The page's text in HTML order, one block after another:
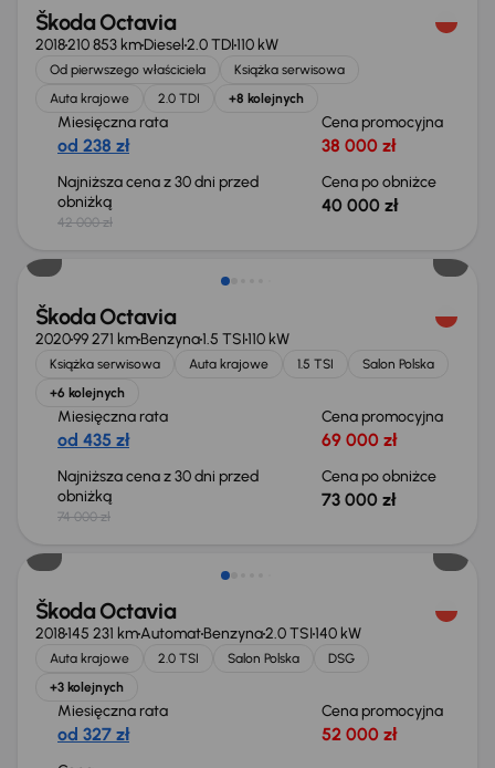
Škoda Octavia
2018210 853 kmDiesel2.0 TDI110 kW
Od pierwszego właściciela
Książka serwisowa
Auta krajowe
2.0 TDI +8 kolejnych
Miesięczna rata
od 238 zł
Cena promocyjna
38 000 zł
Najniższa cena z 30 dni przed
obniżką
42 000 zł
Cena po obniżce
40 000 zł
Taniej o 1 000 zł
Škoda Octavia
202099 271 kmBenzyna1.5 TSI110 kW
Książka serwisowa Auta krajowe 1.5 TSI
Salon Polska
+6 kolejnych
Miesięczna rata
od 435 zł
Cena promocyjna
69 000 zł
Najniższa cena z 30 dni przed
obniżką
74 000 zł
Cena po obniżce
73 000 zł
Škoda Octavia
2018145 231 kmAutomatBenzyna2.0 TSI140 kW
Auta krajowe 2.0 TSI Salon Polska
DSG
+3 kolejnych
Miesięczna rata
od 327 zł
Cena promocyjna
52 000 zł